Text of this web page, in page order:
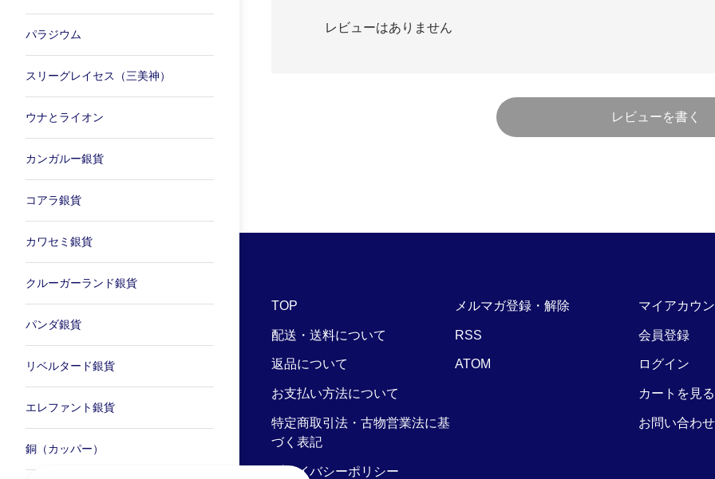
パラジウム
スリーグレイセス（三美神）
ウナとライオン
カンガルー銀貨
コアラ銀貨
カワセミ銀貨
クルーガーランド銀貨
パンダ銀貨
リベルタード銀貨
エレファント銀貨
銅（カッパー）
レビューはありません
レビューを書く
TOP
配送・送料について
返品について
お支払い方法について
特定商取引法・古物営業法に基
づく表記
プライバシーポリシー
メルマガ登録・解除
RSS
ATOM
マイアカウ
会員登録
ログイン
カートを見る
お問い合わせ